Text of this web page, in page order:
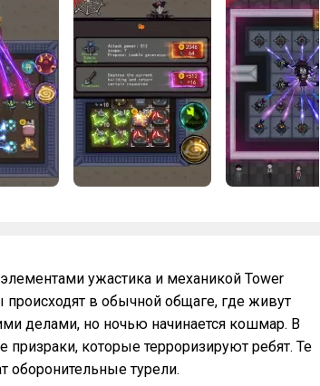
элементами ужастика и механикой Tower
происходят в обычной общаге, где живут
делами, но ночью начинается кошмар. В
которые терроризируют ребят. Те
оборонительные турели.